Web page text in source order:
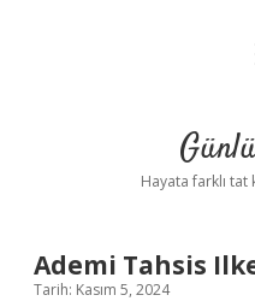
Hayata farklı tat
Ademi Tahsis
Tarih: Kasım 5, 2024